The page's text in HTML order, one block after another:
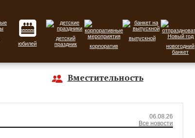
юбилей
детский
праздник
корпоратив
выпускной
новогодний
банкет
Вместительность
06.08.26
Все новости